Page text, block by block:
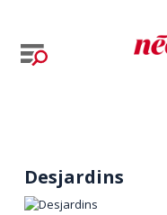
Desjardins